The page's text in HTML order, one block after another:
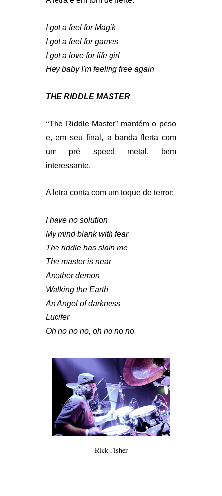
I got a feel for Magik
I got a feel for games
I got a love for life girl
Hey baby I'm feeling free again
THE RIDDLE MASTER
“The Riddle Master” mantém o peso
e, em seu final, a banda flerta com
um pré speed metal, bem
interessante.
A letra conta com um toque de terror:
I have no solution
My mind blank with fear
The riddle has slain me
The master is near
Another demon
Walking the Earth
An Angel of darkness
Lucifer
Oh no no no, oh no no no
Rick Fisher